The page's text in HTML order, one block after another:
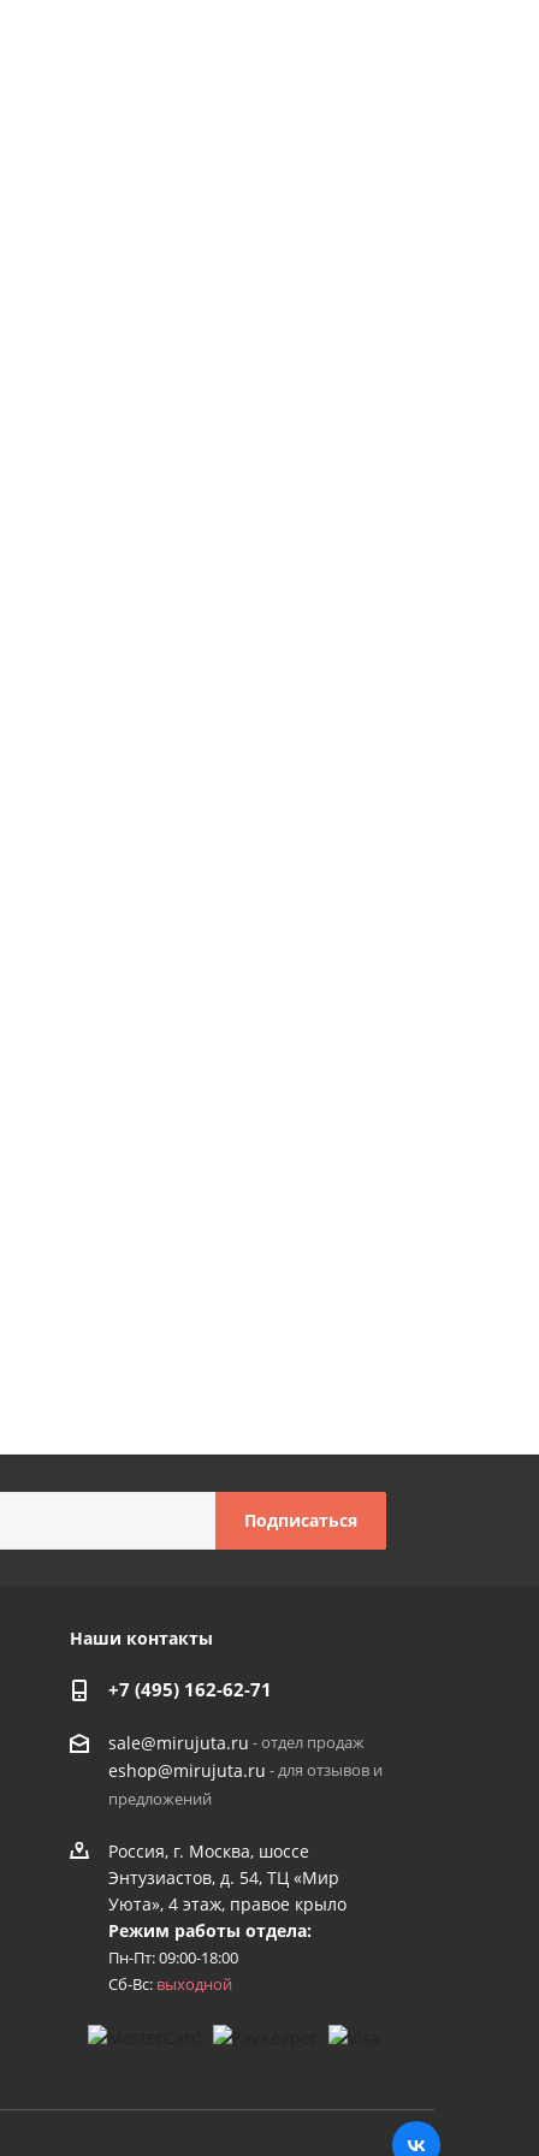
Наши контакты
+7 (495) 162-62-71
sale@mirujuta.ru - отдел продаж
eshop@mirujuta.ru - для отзывов и
предложений
Россия, г. Москва, шоссе
Энтузиастов, д. 54, ТЦ «Мир
Уюта», 4 этаж, правое крыло
Режим работы отдела:
Пн-Пт: 09:00-18:00
Сб-Вс: выходной